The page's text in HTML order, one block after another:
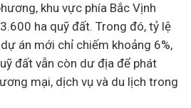
khu vực phía Bắc Vịnh
ha quỹ đất. Trong đó, tỷ lệ
án mới chỉ chiếm khoảng 6%,
đất vẫn còn dư địa để phát
mại, dịch vụ và du lịch trong